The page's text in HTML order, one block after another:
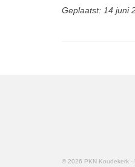
Geplaatst: 14 juni
© 2026 PKN Koudekerk -